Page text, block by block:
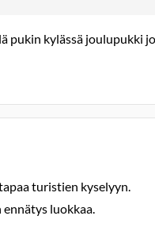
pukin kylässä joulupukki
turistien kyselyyn.
luokkaa.